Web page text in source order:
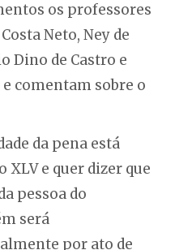
os professores
Neto, Ney de
Dino de Castro e
comentam sobre o
da pena está
XLV e quer dizer que
pessoa do
será
por ato de